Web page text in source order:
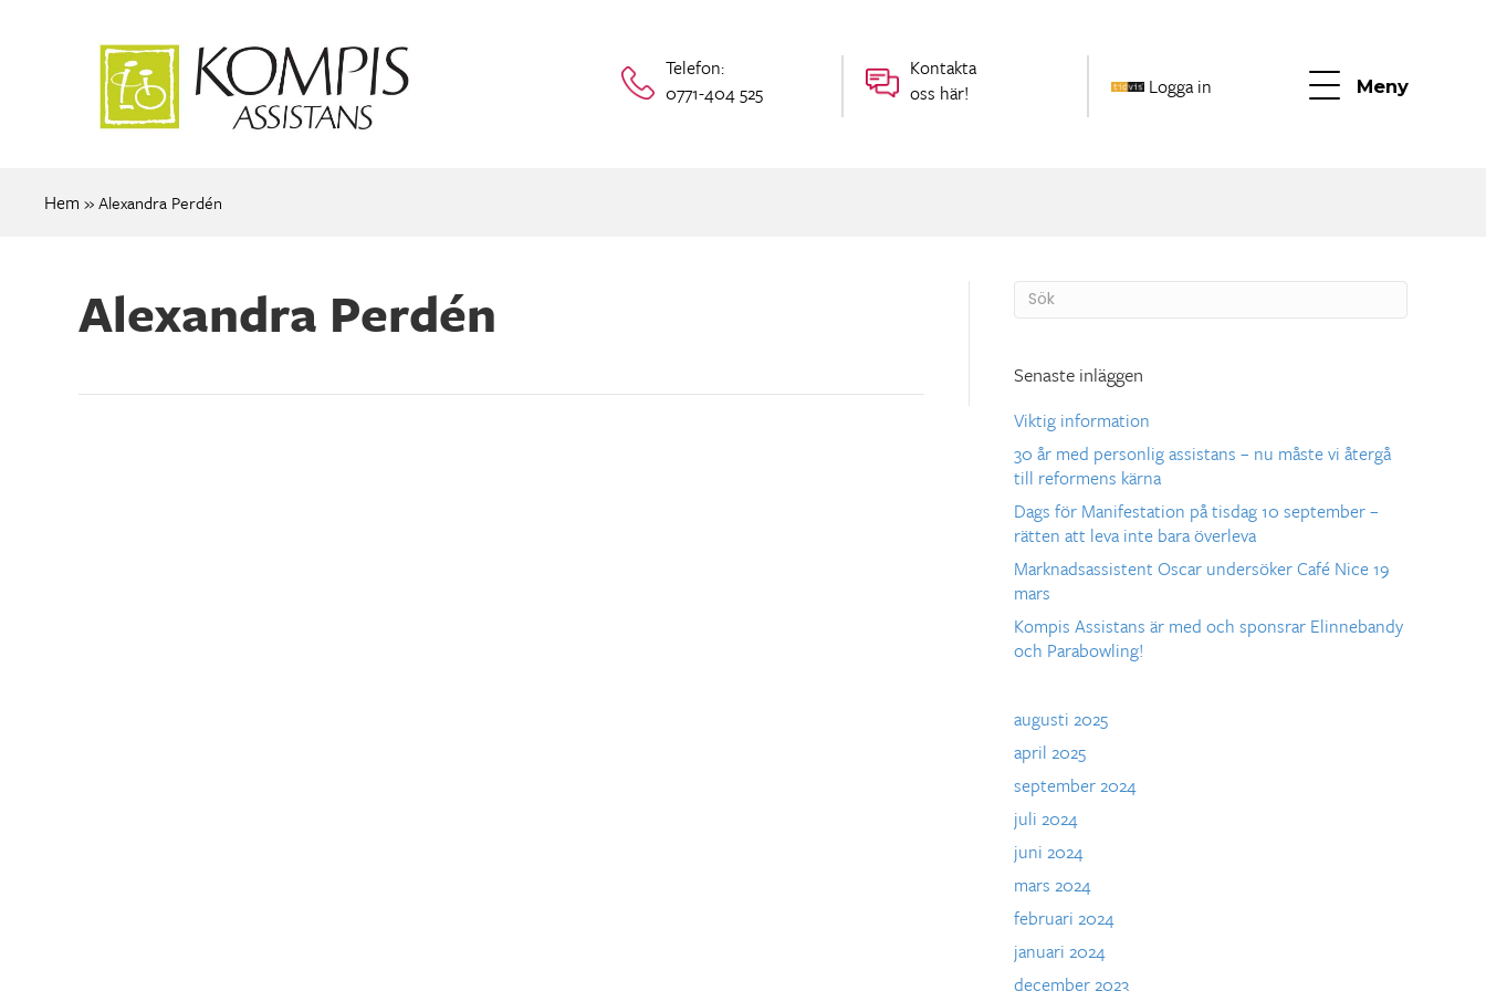
Telefon:
0771-404 525
Kontakta
oss här!
Logga in Meny
Hem »Alexandra Perdén
Alexandra Perdén
Senaste inläggen
Viktig information
30 år med personlig assistans – nu måste vi återgå
till reformens kärna
Dags för Manifestation på tisdag 10 september –
rätten att leva inte bara överleva
Marknadsassistent Oscar undersöker Café Nice 19
mars
Kompis Assistans är med och sponsrar Elinnebandy
och Parabowling!
augusti 2025
april 2025
september 2024
juli 2024
juni 2024
mars 2024
februari 2024
januari 2024
december 2023